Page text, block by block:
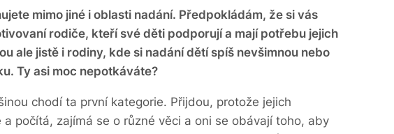
mimo jiné i oblasti nadání. Předpokládám, že si vás
rodiče, kteří své děti podporují a mají potřebu jejich
ale jistě i rodiny, kde si nadání dětí spíš nevšimnou nebo
Ty asi moc nepotkáváte?
chodí ta první kategorie. Přijdou, protože jejich
a počítá, zajímá se o různé věci a oni se obávají toho, aby